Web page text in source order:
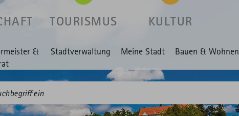
TOURISMUS KULTUR
&
Stadtverwaltung Meine Stadt Bauen & Wohnen